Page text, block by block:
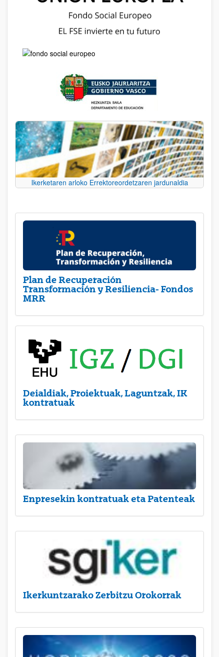
Ikerketaren arloko Errektoreordetzaren jardunaldia
Plan de Recuperación
Transformación y Resiliencia- Fondos
MRR
Deialdiak, Proiektuak, Laguntzak, IK
kontratuak
Enpresekin kontratuak eta Patenteak
Ikerkuntzarako Zerbitzu Orokorrak